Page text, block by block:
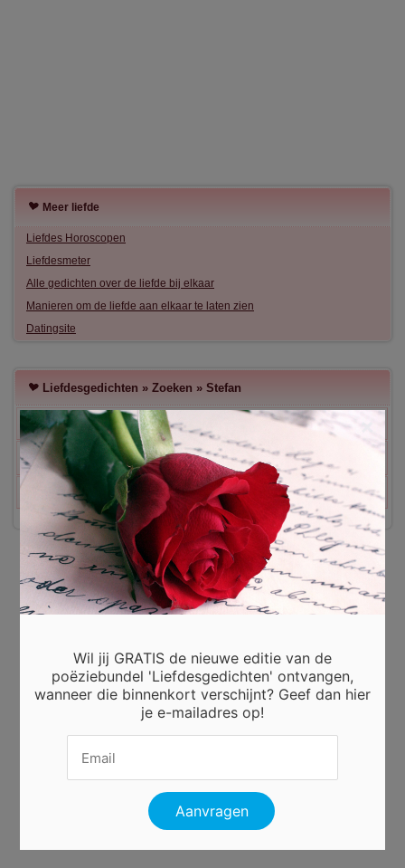
Meer liefde
Liefdes Horoscopen
Liefdesmeter
Alle gedichten over de liefde bij elkaar
Manieren om de liefde aan elkaar te laten zien
Datingsite
Liefdesgedichten » Zoeken » Stefan
mijn lieve stefan
5.941x
Wil jij GRATIS de nieuwe editie van de
poëziebundel 'Liefdesgedichten' ontvangen,
wanneer die binnenkort verschijnt? Geef dan hier
je e-mailadres op!